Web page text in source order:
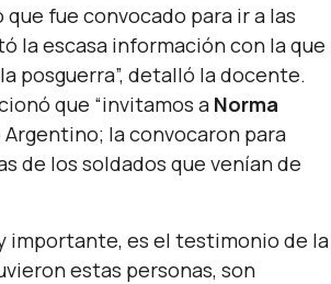
fue convocado para ir a las
la escasa información con la que
posguerra”, detalló la docente.
que “invitamos a Norma
la convocaron para
de los soldados que venían de
importante, es el testimonio de la
estas personas, son